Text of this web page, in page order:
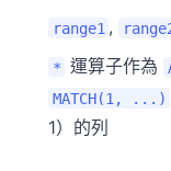
range1 ,
* 運算子作為
MATCH(1, ...)
1）的列